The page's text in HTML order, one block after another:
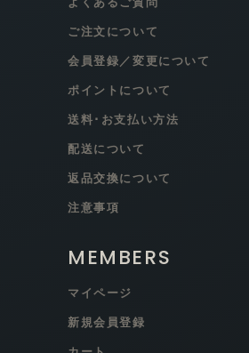
ご注文について
会員登録／変更について
ポイントについて
送料･お支払い方法
配送について
返品交換について
注意事項
MEMBERS
マイページ
新規会員登録